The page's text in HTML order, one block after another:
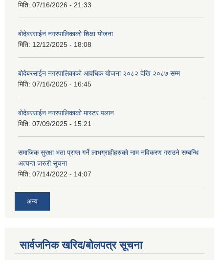
मिति: 07/16/2026 - 21:33
बोदेबरसाईन नगरपालिकाको शिक्षा योजना
मिति: 12/12/2025 - 18:08
बोदेबरसाईन नगरपालिकाको आवधिक योजना २०८२ देखि २०८७ सम्म
मिति: 07/16/2025 - 16:45
बोदेबरसाईन नगरपालिकाको मास्टर पलान
मिति: 07/09/2025 - 15:21
समाजिक सुरक्षा भता प्राप्त गर्ने लाभग्राहीहरुको नाम नविकरण गराउने सम्बन्धि
अत्यन्त जरुरी सुचना
मिति: 07/14/2022 - 14:07
अन्य
सार्वजनिक खरिद/बोलपत्र सूचना